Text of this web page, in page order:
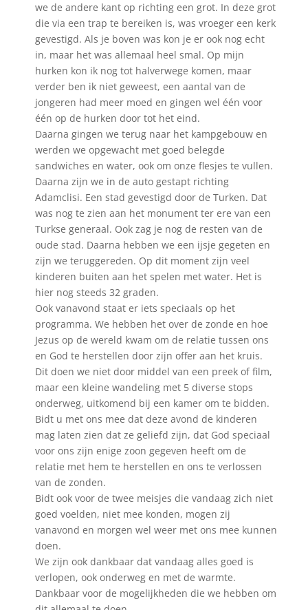
we de andere kant op richting een grot. In deze grot
die via een trap te bereiken is, was vroeger een kerk
gevestigd. Als je boven was kon je er ook nog echt
in, maar het was allemaal heel smal. Op mijn
hurken kon ik nog tot halverwege komen, maar
verder ben ik niet geweest, een aantal van de
jongeren had meer moed en gingen wel één voor
één op de hurken door tot het eind.
Daarna gingen we terug naar het kampgebouw en
werden we opgewacht met goed belegde
sandwiches en water, ook om onze flesjes te vullen.
Daarna zijn we in de auto gestapt richting
Adamclisi. Een stad gevestigd door de Turken. Dat
was nog te zien aan het monument ter ere van een
Turkse generaal. Ook zag je nog de resten van de
oude stad. Daarna hebben we een ijsje gegeten en
zijn we teruggereden. Op dit moment zijn veel
kinderen buiten aan het spelen met water. Het is
hier nog steeds 32 graden.
Ook vanavond staat er iets speciaals op het
programma. We hebben het over de zonde en hoe
Jezus op de wereld kwam om de relatie tussen ons
en God te herstellen door zijn offer aan het kruis.
Dit doen we niet door middel van een preek of film,
maar een kleine wandeling met 5 diverse stops
onderweg, uitkomend bij een kamer om te bidden.
Bidt u met ons mee dat deze avond de kinderen
mag laten zien dat ze geliefd zijn, dat God speciaal
voor ons zijn enige zoon gegeven heeft om de
relatie met hem te herstellen en ons te verlossen
van de zonden.
Bidt ook voor de twee meisjes die vandaag zich niet
goed voelden, niet mee konden, mogen zij
vanavond en morgen wel weer met ons mee kunnen
doen.
We zijn ook dankbaar dat vandaag alles goed is
verlopen, ook onderweg en met de warmte.
Dankbaar voor de mogelijkheden die we hebben om